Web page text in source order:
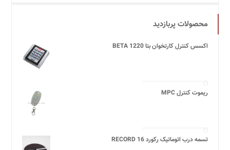
محصولات پربازدید
اکسس کنترل کارتخوان بتا BETA 1220
ریموت کنترل MPC
تسمه درب اتوماتیک رکورد 16 RECORD